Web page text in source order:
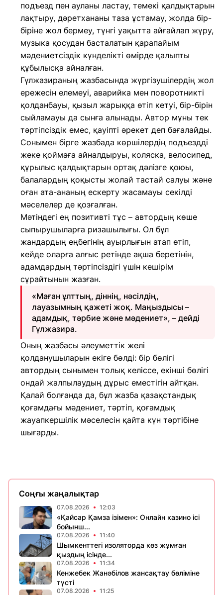
подъезд пен ауланы ластау, темекі қалдықтарын
лақтыру, дәретхананы таза ұстамау, жолда бір-
біріне жол бермеу, түнгі уақытта айғайлап жүру,
музыка қосудан басталатын қарапайым
мәдениетсіздік күнделікті өмірде қалыпты
құбылысқа айналған.
Гүлжазираның жазбасында жүргізушілердің жол
ережесін елемеуі, аварийка мен поворотникті
қолданбауы, қызыл жарыққа өтіп кетуі, бір-бірін
сыйламауы да сынға алынады. Автор мұны тек
тәртіпсіздік емес, қауіпті әрекет деп бағалайды.
Сонымен бірге жазбада көршілердің подъездді
жеке қоймаға айналдыруы, коляска, велосипед,
құрылыс қалдықтарын ортақ дәлізге қоюы,
балалардың қоқысты жолай тастай салуы және
оған ата-ананың ескерту жасамауы секілді
мәселелер де қозғалған.
Мәтіндегі ең позитивті тұс – автордың көше
сыпырушыларға ризашылығы. Ол бұл
жандардың еңбегінің ауырлығын атап өтіп,
кейде оларға алғыс ретінде ақша беретінін,
адамдардың тәртіпсіздігі үшін кешірім
сұрайтынын жазған.
«Маған ұлттың, діннің, нәсілдің,
лауазымның қажеті жоқ. Маңыздысы –
адамдық, тәрбие және мәдениет», – дейді
Гүлжазира.
Оның жазбасы әлеуметтік желі
қолданушыларын екіге бөлді: бір бөлігі
автордың сынымен толық келіссе, екінші бөлігі
ондай жалпылаудың дұрыс еместігін айтқан.
Қалай болғанда да, бұл жазба қазақстандық
қоғамдағы мәдениет, тәртіп, қоғамдық
жауапкершілік мәселесін қайта күн тәртібіне
шығарды.
Соңғы жаңалықтар
07.08.2026 12:03
«Қайсар Қамза ізімен»: Онлайн казино ісі
бойынш...
07.08.2026 11:40
Шымкенттегі изоляторда көз жұмған
қыздың ісінде...
07.08.2026 11:34
Кенжебек Жанәбілов жансақтау бөліміне
түсті
07.08.2026 11:25